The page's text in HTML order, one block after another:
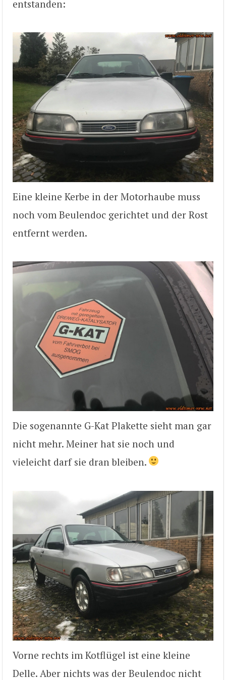
entstanden:
Eine kleine Kerbe in der Motorhaube muss
noch vom Beulendoc gerichtet und der Rost
entfernt werden.
Die sogenannte G-Kat Plakette sieht man gar
nicht mehr. Meiner hat sie noch und
vieleicht darf sie dran bleiben.
Vorne rechts im Kotflügel ist eine kleine
Delle. Aber nichts was der Beulendoc nicht